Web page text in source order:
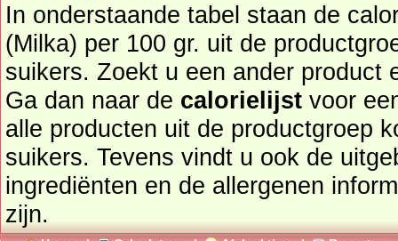
In onderstaande tabel staan de
(Milka) per 100 gr. uit de
suikers. Zoekt u een ander product en de calorieën daarvan?
Ga dan naar de calorielijst voor een
alle producten uit de productgroep
suikers. Tevens vindt u ook de uitgebreide calorie informatie,
ingrediënten en de allergenen
zijn.